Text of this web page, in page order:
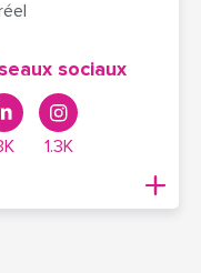
sociaux
1.3K